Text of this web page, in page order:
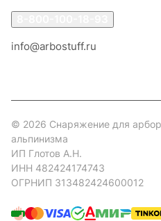
info@arbostuff.ru
© 2026 Снаряжение для
альпинизма
ИП Глотов А.Н.
ИНН 482424174743
ОГРНИП 313482424600012